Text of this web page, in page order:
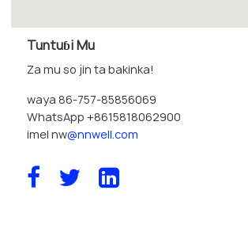
Tuntuɓi Mu
Za mu so jin ta bakinka!
waya 86-757-85856069
WhatsApp +8615818062900
imel nw@nnwell.com